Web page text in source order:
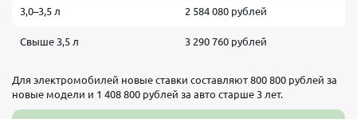
3,0–3,5 л 2 584 080 рублей
Свыше 3,5 л 3 290 760 рублей
Для электромобилей новые ставки составляют 800 800 рублей за
новые модели и 1 408 800 рублей за авто старше 3 лет.